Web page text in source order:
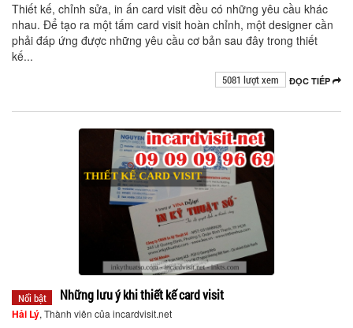
Thiết kế, chỉnh sửa, in ấn card visit đều có những yêu cầu khác
nhau. Để tạo ra một tấm card visit hoàn chỉnh, một designer cần
phải đáp ứng được những yêu cầu cơ bản sau đây trong thiết
kế...
ĐỌC TIẾP
5081 lượt xem
Nổi bật Những lưu ý khi thiết kế card visit
Hải Lý, Thành viên của incardvisit.net